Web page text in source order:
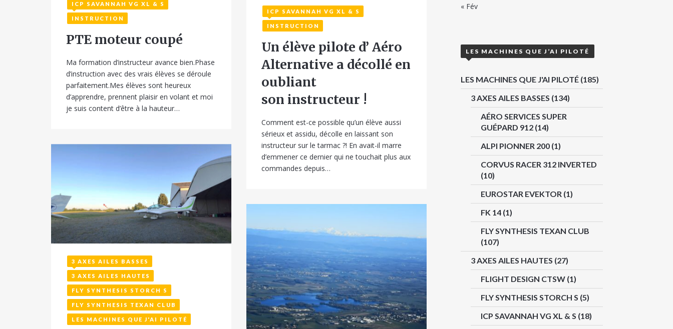
« Fév
LES MACHINES QUE J’AI PILOTÉ
LES MACHINES QUE J'AI PILOTÉ (185)
3 AXES AILES BASSES (134)
AÉRO SERVICES SUPER
GUÉPARD 912 (14)
ALPI PIONNER 200 (1)
CORVUS RACER 312 INVERTED
(10)
EUROSTAR EVEKTOR (1)
FK 14 (1)
FLY SYNTHESIS TEXAN CLUB
(107)
3 AXES AILES HAUTES (27)
FLIGHT DESIGN CTSW (1)
FLY SYNTHESIS STORCH S (5)
ICP SAVANNAH VG XL & S (18)
26 août 2025
ICP SAVANNAH VG XL & S
INSTRUCTION
PTE moteur coupé
Ma formation d’instructeur avance bien.Phase
d’instruction avec des vrais élèves se déroule
parfaitement.Mes élèves sont heureux
d’apprendre, prennent plaisir en volant et moi
je suis content d’être à la hauteur…
20 août 2025
ICP SAVANNAH VG XL & S
INSTRUCTION
Un élève pilote d’ Aéro
Alternative a décollé en
oubliant
son instructeur !
Comment est-ce possible qu’un élève aussi
sérieux et assidu, décolle en laissant son
instructeur sur le tarmac ?! En avait-il marre
d’emmener ce dernier qui ne touchait plus aux
commandes depuis…
16 juillet 2022
3 AXES AILES BASSES
3 AXES AILES HAUTES
FLY SYNTHESIS STORCH S
FLY SYNTHESIS TEXAN CLUB
LES MACHINES QUE J'AI PILOTÉ